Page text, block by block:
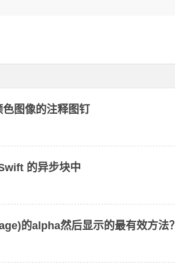
图像的注释图钉
的异步块中
的alpha然后显示的最有效方法？